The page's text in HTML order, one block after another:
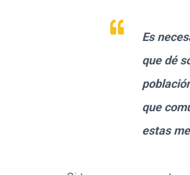
Es
que dé
que
estas